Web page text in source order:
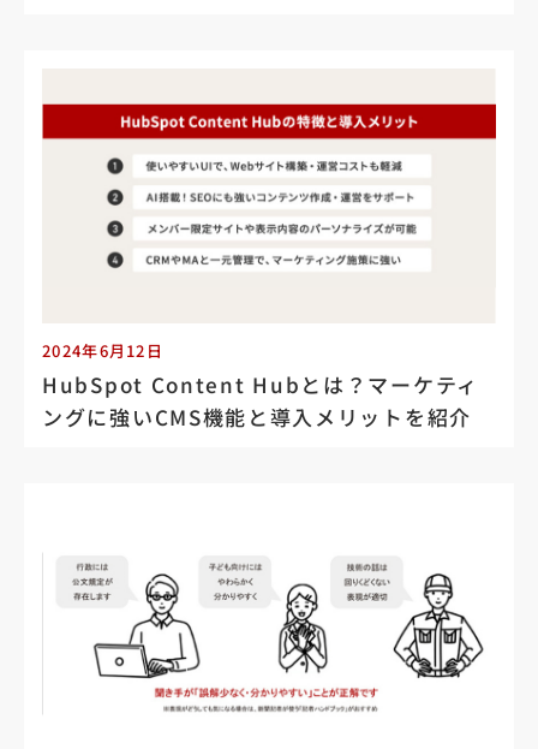
2024年6月12日
HubSpot Content Hubとは？マーケティ
ングに強いCMS機能と導入メリットを紹介